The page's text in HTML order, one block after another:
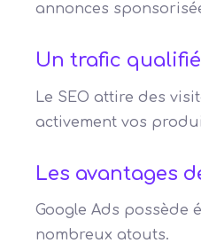
annonces
Un trafic qualifié
Le SEO attire des
activement vos
Les avantages
Google Ads possède
nombreux atouts.